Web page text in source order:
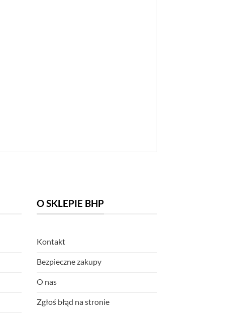
O SKLEPIE BHP
Kontakt
Bezpieczne zakupy
O nas
Zgłoś błąd na stronie